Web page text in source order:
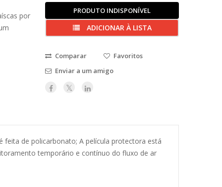
por
PRODUTO INDISPONÍVEL
ADICIONAR À LISTA
Comparar
Favoritos
Enviar a um amigo
feita de policarbonato; A película protectora está
temporário e contínuo do fluxo de ar